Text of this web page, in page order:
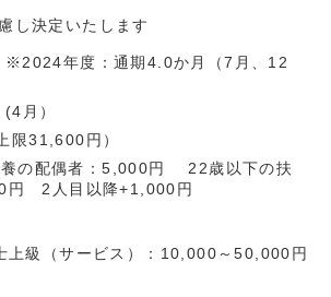
し決定いたします
※2024年度：通期4.0か月（7月、12
月）
限31,600円）
の配偶者：5,000円 22歳以下の扶
円 2人目以降+1,000円
上級（サービス）：10,000～50,000円